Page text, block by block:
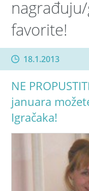
favorite!
18.1.2013
NE
januara
Igračaka!